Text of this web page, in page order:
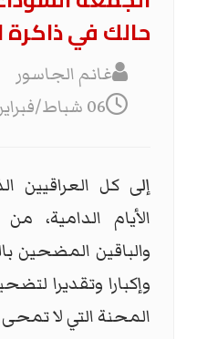
حالك في ذاكرة
غانم الجاسور
06 شباط/فبراير 2023
إلى كل العراقيين
الأيام الدامية،
والباقين المضحين
وإكبارا وتقديرا
المحنة التي لا تمحى